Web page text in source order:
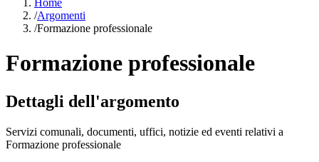
/Argomenti
/Formazione professionale
Formazione professionale
Dettagli dell'argomento
Servizi comunali, documenti, uffici, notizie ed eventi relativi a
Formazione professionale